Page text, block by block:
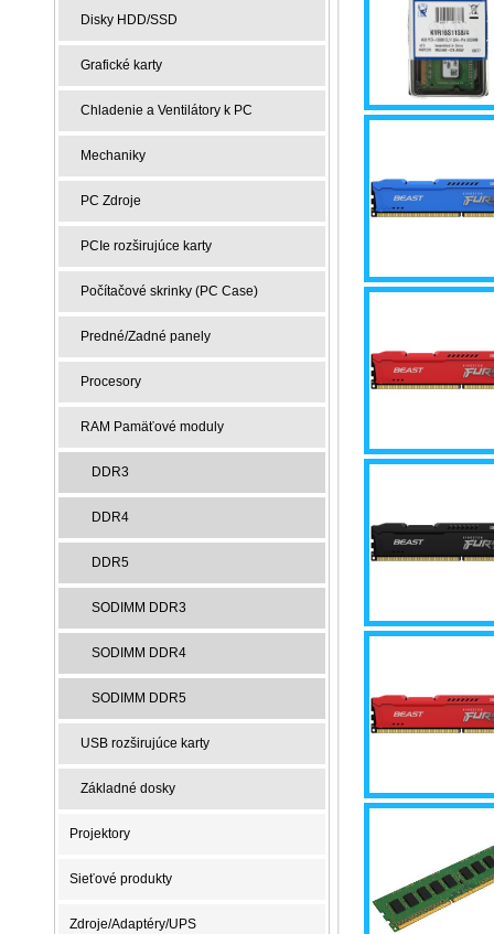
Disky HDD/SSD
Grafické karty
Chladenie a Ventilátory k PC
Mechaniky
PC Zdroje
PCIe rozširujúce karty
Počítačové skrinky (PC Case)
Predné/Zadné panely
Procesory
RAM Pamäťové moduly
DDR3
DDR4
DDR5
SODIMM DDR3
SODIMM DDR4
SODIMM DDR5
USB rozširujúce karty
Základné dosky
Projektory
Sieťové produkty
Zdroje/Adaptéry/UPS